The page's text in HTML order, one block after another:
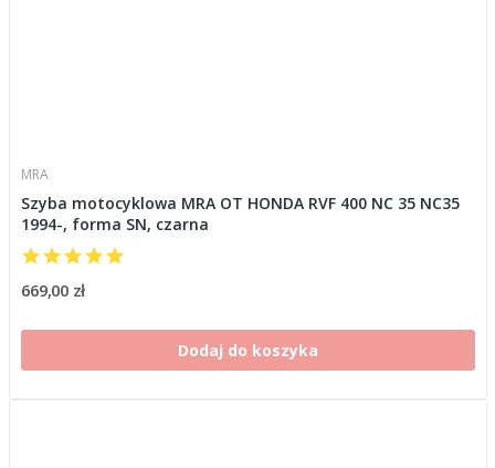
MRA
Szyba motocyklowa MRA OT HONDA RVF 400 NC 35 NC35
1994-, forma SN, czarna
669,00 zł
Dodaj do koszyka